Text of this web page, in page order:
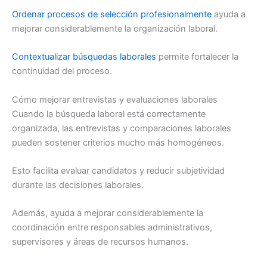
Ordenar procesos de selección profesionalmente ayuda a
mejorar considerablemente la organización laboral.
Contextualizar búsquedas laborales permite fortalecer la
continuidad del proceso.
Cómo mejorar entrevistas y evaluaciones laborales
Cuando la búsqueda laboral está correctamente
organizada, las entrevistas y comparaciones laborales
pueden sostener criterios mucho más homogéneos.
Esto facilita evaluar candidatos y reducir subjetividad
durante las decisiones laborales.
Además, ayuda a mejorar considerablemente la
coordinación entre responsables administrativos,
supervisores y áreas de recursos humanos.